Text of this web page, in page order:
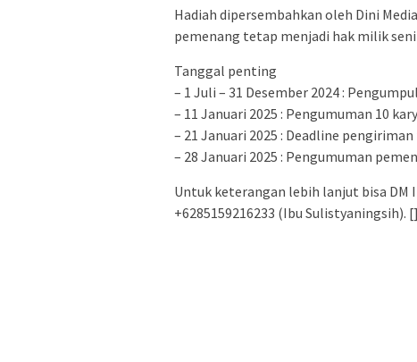
Hadiah dipersembahkan oleh Dini
pemenang tetap menjadi hak milik
Tanggal penting
– 1 Juli – 31 Desember 2024 :
– 11 Januari 2025 : Pengumuman 10
– 21 Januari 2025 : Deadline
– 28 Januari 2025 : Pengumuman
Untuk keterangan lebih lanjut bisa DM
+6285159216233 (Ibu Sulistyaningsih). []